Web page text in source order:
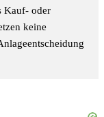
Kauf- oder
keine